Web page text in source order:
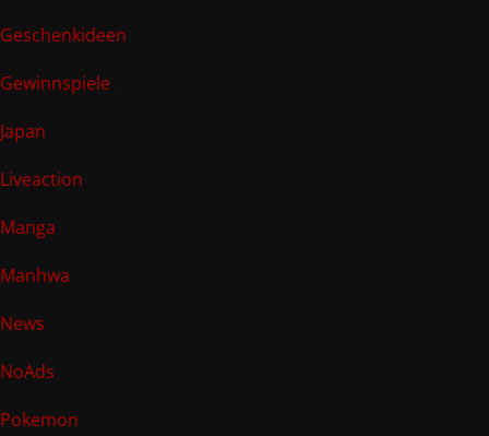
Geschenkideen
Gewinnspiele
Japan
Liveaction
Manga
Manhwa
News
NoAds
Pokemon